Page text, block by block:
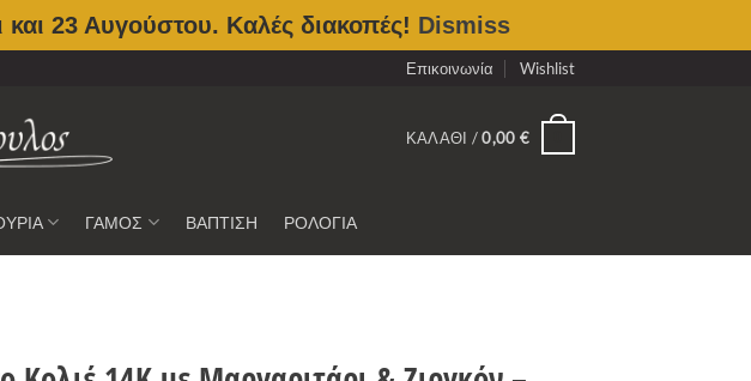
23 Αυγούστου. Καλές διακοπές! Dismiss
Επικοινωνία Wishlist
ΚΑΛΆΘΙ /0,00 €
ΓΑΜΟΣ ΒΑΠΤΙΣΗ ΡΟΛΟΓΙΑ